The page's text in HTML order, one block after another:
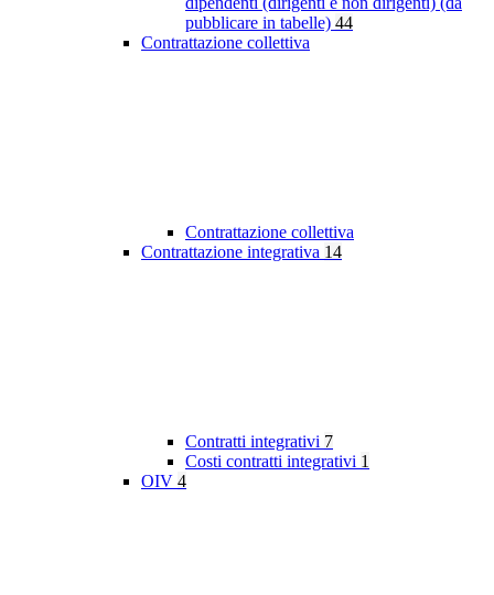
pubblicare in tabelle) 44
Contrattazione collettiva
Contrattazione collettiva
Contrattazione integrativa 14
Contratti integrativi 7
Costi contratti integrativi 1
OIV 4